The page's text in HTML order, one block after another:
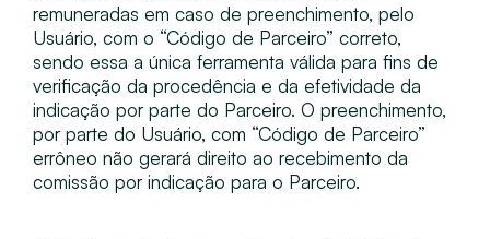
remuneradas em caso de preenchimento, pelo
Usuário, com o “Código de Parceiro” correto,
sendo essa a única ferramenta válida para fins de
verificação da procedência e da efetividade da
indicação por parte do Parceiro. O preenchimento,
por parte do Usuário, com “Código de Parceiro”
errôneo não gerará direito ao recebimento da
comissão por indicação para o Parceiro.